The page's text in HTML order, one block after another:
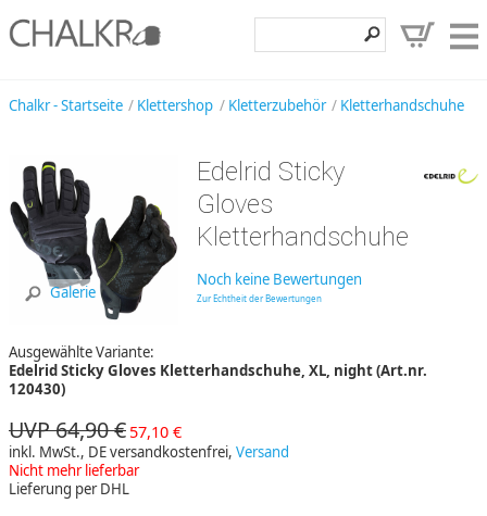
Klettershop
Entdecken
Angebote
Hilfe, Kontakt
Chalkr - Startseite Klettershop Kletterzubehör Kletterhandschuhe
Galerie
Edelrid Sticky
Gloves
Kletterhandschuhe
Noch keine Bewertungen
Zur Echtheit der Bewertungen
Ausgewählte Variante:
Edelrid Sticky Gloves Kletterhandschuhe, XL, night (Art.nr.
120430)
UVP 64,90 € 57,10 €
inkl. MwSt., DE versandkostenfrei, Versand
Nicht mehr lieferbar
Lieferung per DHL